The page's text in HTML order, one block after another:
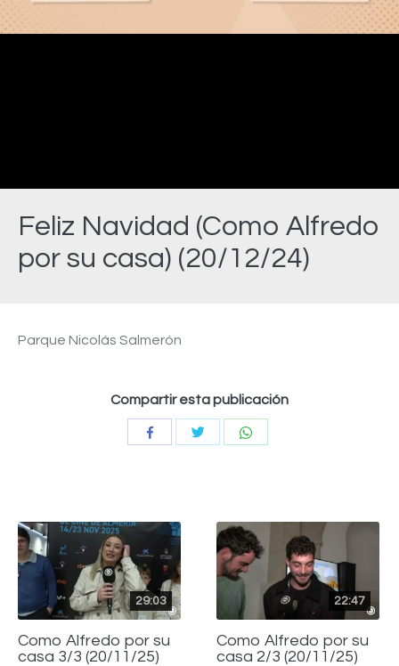
Feliz Navidad (Como Alfredo
por su casa) (20/12/24)
Video
Parque Nicolás Salmerón
Compartir esta publicación
CompartirCompartir
29:03
Como Alfredo por su
casa 3/3 (20/11/25)
22:47
Como Alfredo por su
casa 2/3 (20/11/25)